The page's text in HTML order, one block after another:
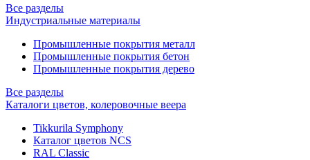
Все разделы
Индустриальные материалы
Промышленные покрытия металл
Промышленные покрытия бетон
Промышленные покрытия дерево
Все разделы
Каталоги цветов, колеровочные веера
Tikkurila Symphony
Каталог цветов NCS
RAL Classic